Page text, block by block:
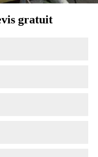
gratuit